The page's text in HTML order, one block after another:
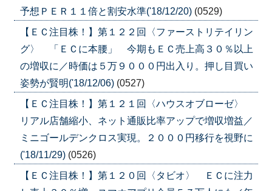
予想ＰＥＲ１１倍と割安水準('18/12/20) (0529)
【ＥＣ注目株！】第１２２回〈ファーストリテイリン
グ〉 「ＥＣに本腰」 今期もＥＣ売上高３０％以上
の増収に／時価は５万９０００円出入り。押し目買い
姿勢が賢明('18/12/06) (0527)
【ＥＣ注目株！】第１２１回〈ハウスオブローゼ〉
リアル店舗縮小、ネット通販比率アップで増収増益／
ミニゴールデンクロス実現。２０００円移行を視野に
('18/11/29) (0526)
【ＥＣ注目株！】第１２０回〈タビオ〉 ＥＣに注力